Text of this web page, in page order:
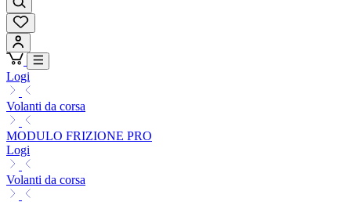
Logi
Volanti da corsa
MODULO FRIZIONE PRO
Logi
Volanti da corsa